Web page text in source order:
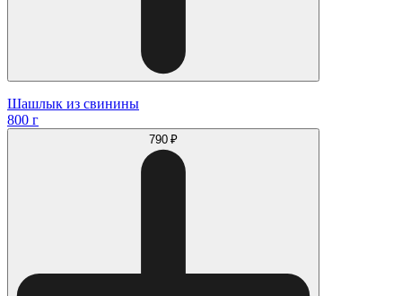
Шашлык из свинины
800 г
790 ₽